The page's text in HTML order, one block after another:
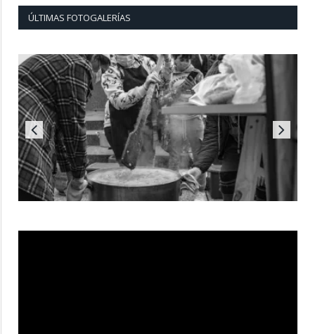
ÚLTIMAS FOTOGALERÍAS